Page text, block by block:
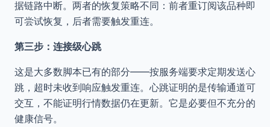
据链路中断。两者的恢复策略不同：前者重订阅该品种即
可尝试恢复，后者需要触发重连。
第三步：连接级心跳
这是大多数脚本已有的部分——按服务端要求定期发送心
跳，超时未收到响应触发重连。心跳证明的是传输通道可
交互，不能证明行情数据仍在更新。它是必要但不充分的
健康信号。